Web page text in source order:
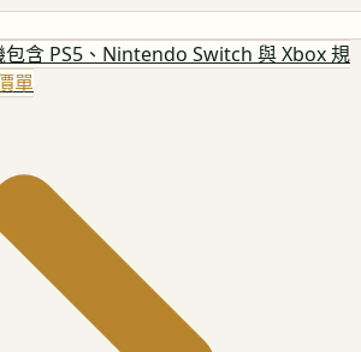
包含 PS5、Nintendo Switch 與 Xbox 規
單